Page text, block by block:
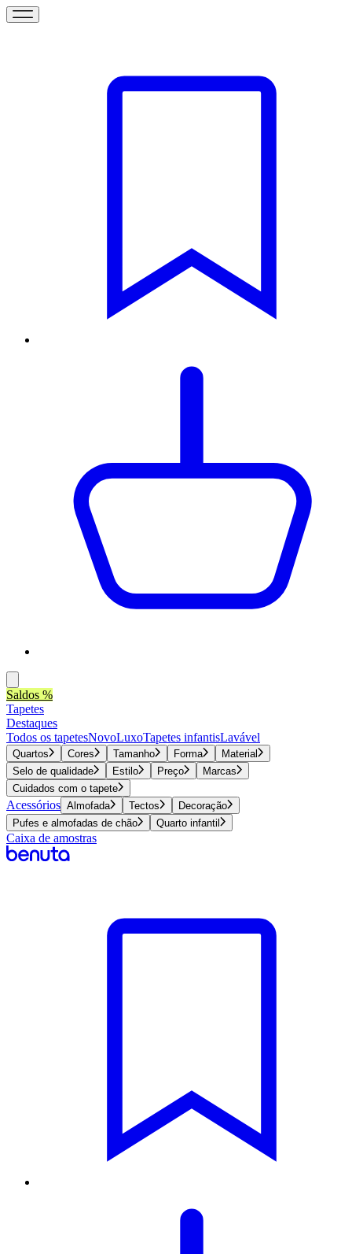
Saldos %
Tapetes
Destaques
Todos os tapetesNovoLuxoTapetes infantisLavável
Quartos Cores Tamanho Forma
Material
Selo de qualidade
Estilo Preço
Marcas
Cuidados com o tapete
Acessórios Almofada Tectos
Decoração
Pufes e almofadas de chão
Quarto infantil
Caixa de amostras